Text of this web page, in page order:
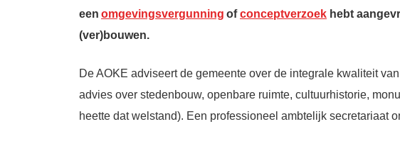
een omgevingsvergunning ofconceptverzoek hebt
(ver)bouwen.
De AOKE adviseert de gemeente over de integrale kwaliteit
advies over stedenbouw, openbare ruimte, cultuurhistorie,
heette dat welstand). Een professioneel ambtelijk secretariaat